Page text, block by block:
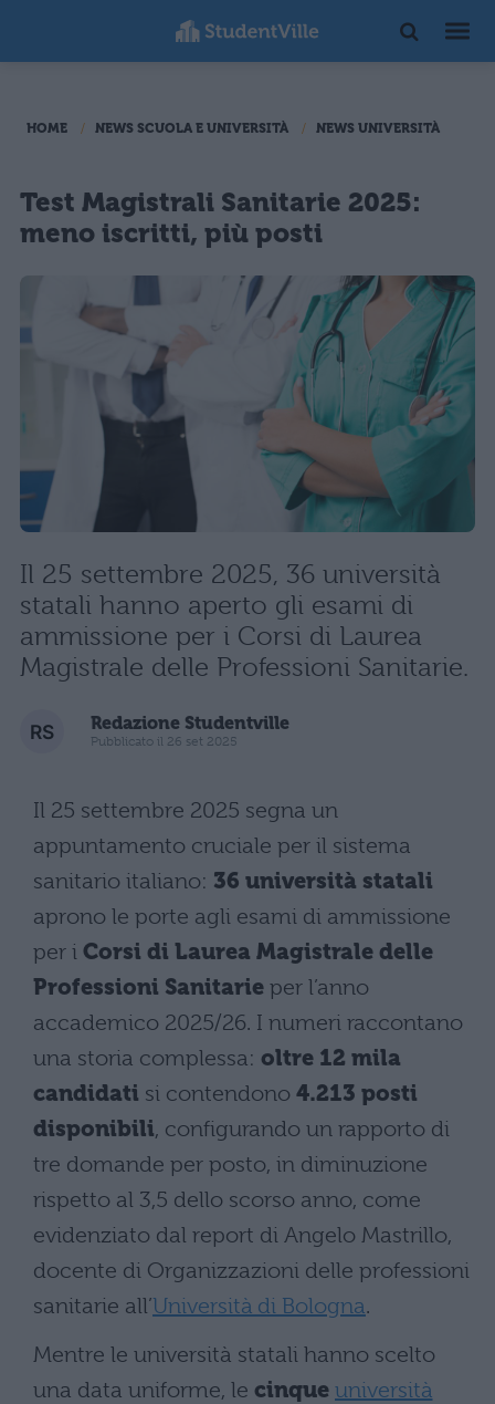
HOME NEWS SCUOLA E UNIVERSITÀ NEWS UNIVERSITÀ
Test Magistrali Sanitarie 2025:
meno iscritti, più posti
Il 25 settembre 2025, 36 università
statali hanno aperto gli esami di
ammissione per i Corsi di Laurea
Magistrale delle Professioni Sanitarie.
Redazione Studentville
Pubblicato il 26 set 2025
Il 25 settembre 2025 segna un
appuntamento cruciale per il sistema
sanitario italiano: 36 università statali
aprono le porte agli esami di ammissione
per i Corsi di Laurea Magistrale delle
Professioni Sanitarie per l’anno
accademico 2025/26. I numeri raccontano
una storia complessa: oltre 12 mila
candidati si contendono 4.213 posti
disponibili, configurando un rapporto di
tre domande per posto, in diminuzione
rispetto al 3,5 dello scorso anno, come
evidenziato dal report di Angelo Mastrillo,
docente di Organizzazioni delle professioni
sanitarie all’Università di Bologna.
Mentre le università statali hanno scelto
una data uniforme, le cinque università